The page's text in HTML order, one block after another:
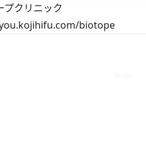
クリニック
biotope